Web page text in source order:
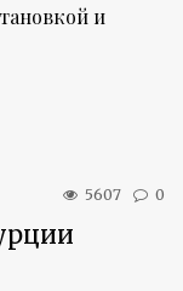
и
5607 0